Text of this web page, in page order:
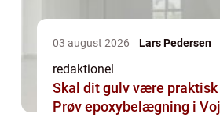
03 august 2026 Lars Pedersen
redaktionel
Skal dit gulv være praktisk
Prøv epoxybelægning i